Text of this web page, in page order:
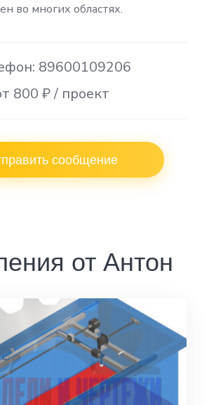
во многих областях.
89600109206
800 ₽ / проект
сообщение
от Антон